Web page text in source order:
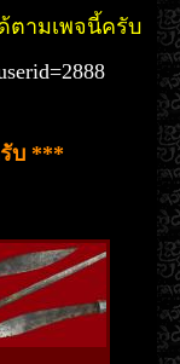
ตามเพจนี้ครับ
บ ***